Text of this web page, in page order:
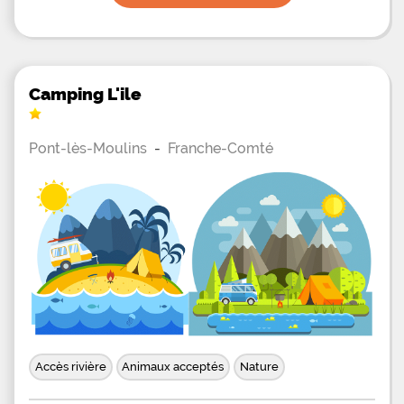
dans un confort total.
Camping L'ile
Pont-lès-Moulins - Franche-Comté
Accès rivière Animaux acceptés Nature